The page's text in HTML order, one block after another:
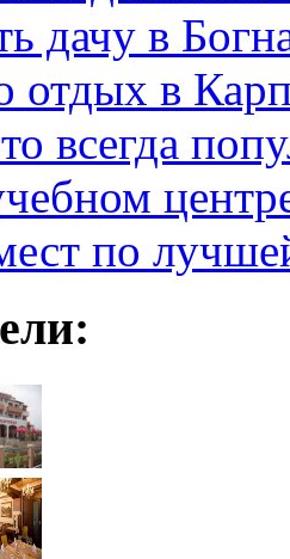
дачу в
отдых в
всегда
по